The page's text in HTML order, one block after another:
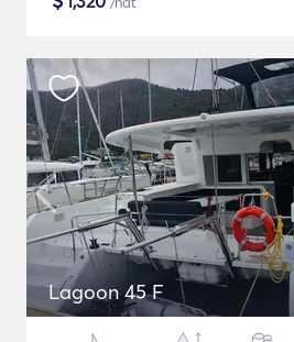
Lagoon 45 F